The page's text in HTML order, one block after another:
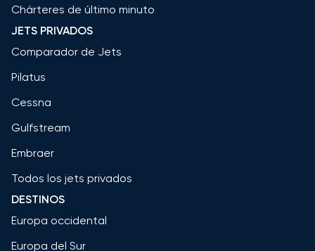
Chárteres de último minuto
JETS PRIVADOS
Comparador de Jets
Pilatus
Cessna
Gulfstream
Embraer
Todos los jets privados
DESTINOS
Europa occidental
Europa del Sur